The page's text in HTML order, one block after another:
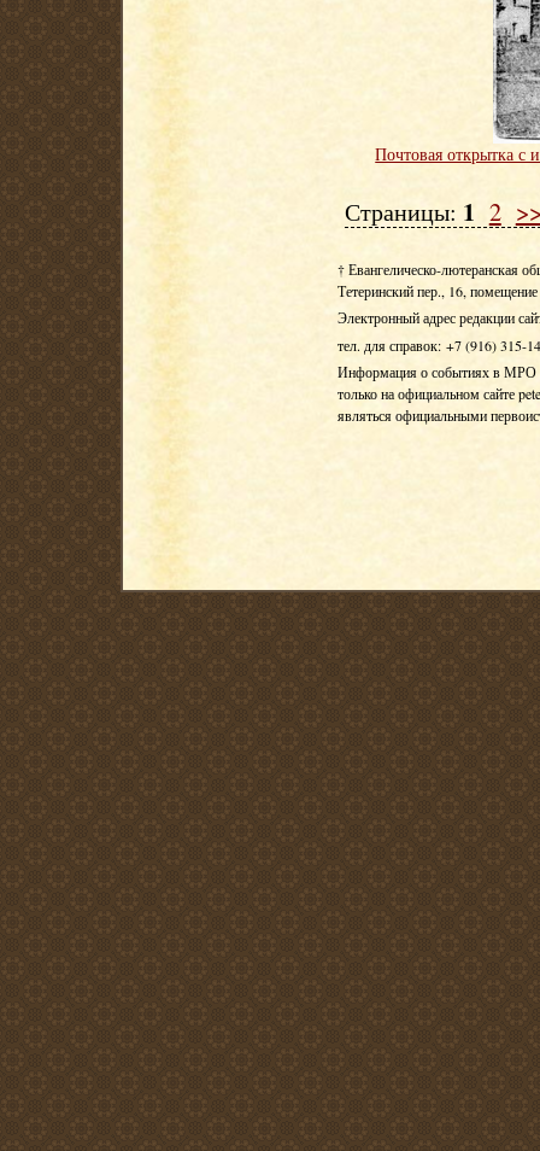
Почтовая открытка с
Страницы: 1 2
† Евангелическо-лютеранская
Тетеринский пер., 16,
Электронный адрес редакции
тел. для справок: +7 (916) 315-
Информация о событиях в МРО
только на официальном сайте
являться официальными